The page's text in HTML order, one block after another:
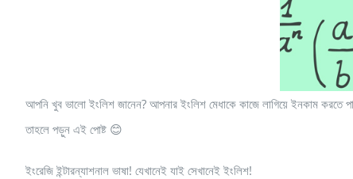
আপনি খুব ভালো ইংলিশ জানেন? আপনার ইংলিশ মেধাকে কাজে লাগিয়ে ইনকাম করতে
তাহলে পড়ুন এই পোষ্ট 😊
ইংরেজি ইন্টারন্যাশনাল ভাষা! যেখানেই যাই সেখানেই ইংলিশ!